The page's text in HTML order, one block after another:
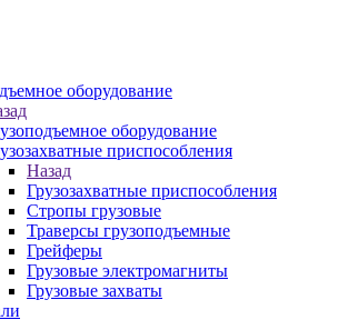
оборудование
оборудование
приспособления
Назад
Грузозахватные приспособления
Стропы грузовые
Траверсы грузоподъемные
Грейферы
Грузовые электромагниты
Грузовые захваты